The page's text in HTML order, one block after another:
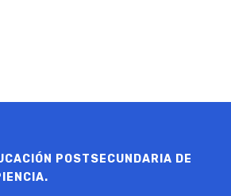
POSTSECUNDARIA DE